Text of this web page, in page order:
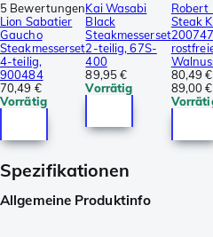
5 Bewertungen
Lion Sabatier
Gaucho
Steakmesserset
4-teilig,
900484
70,49 €
Vorrätig
Kai Wasabi
Black
Steakmesserset
2-teilig, 67S-
400
89,95 €
Vorrätig
Robert
Steak
80,49 €
89,00 €
Spezifikationen
Allgemeine Produktinfo